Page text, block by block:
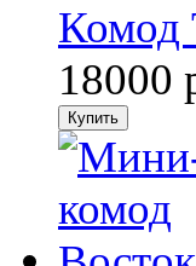
Комод
18000